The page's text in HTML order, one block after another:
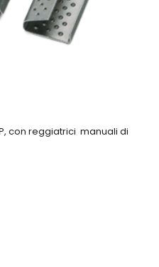
con reggiatrici manuali di